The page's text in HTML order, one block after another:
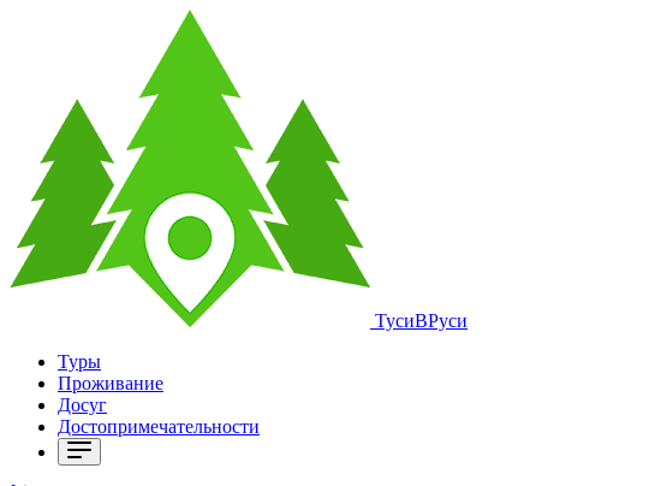
ТусиВРуси
Туры
Проживание
Досуг
Достопримечательности